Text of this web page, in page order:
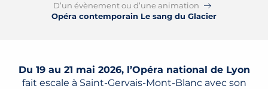
D’un évènement ou d’une animation
Opéra contemporain Le sang du Glacier
Du 19 au 21 mai 2026, l’Opéra national de Lyon
fait escale à Saint-Gervais-Mont-Blanc avec son